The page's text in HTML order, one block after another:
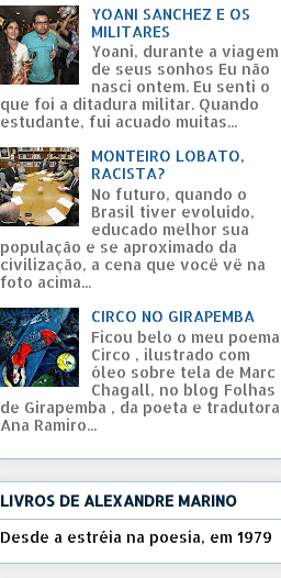
YOANI SANCHEZ E OS
MILITARES
Yoani, durante a viagem
de seus sonhos Eu não
nasci ontem. Eu senti o
que foi a ditadura militar. Quando
estudante, fui acuado muitas...
MONTEIRO LOBATO,
RACISTA?
No futuro, quando o
Brasil tiver evoluído,
educado melhor sua
população e se aproximado da
civilização, a cena que você vê na
foto acima...
CIRCO NO GIRAPEMBA
Ficou belo o meu poema
Circo , ilustrado com
óleo sobre tela de Marc
Chagall, no blog Folhas
de Girapemba , da poeta e tradutora
Ana Ramiro...
LIVROS DE ALEXANDRE MARINO
Desde a estréia na poesia, em 1979